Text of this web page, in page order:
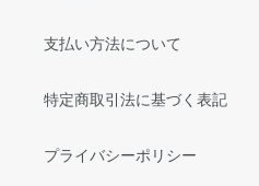
支払い方法について
特定商取引法に基づく表記
プライバシーポリシー